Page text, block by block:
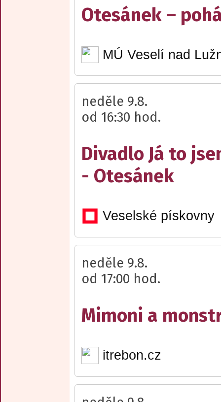
Otesánek –
MÚ Veselí nad
neděle 9.8.
od 16:30 hod.
Divadlo Já to
- Otesánek
Veselské pískovny
neděle 9.8.
od 17:00 hod.
Mimoni a
itrebon.cz